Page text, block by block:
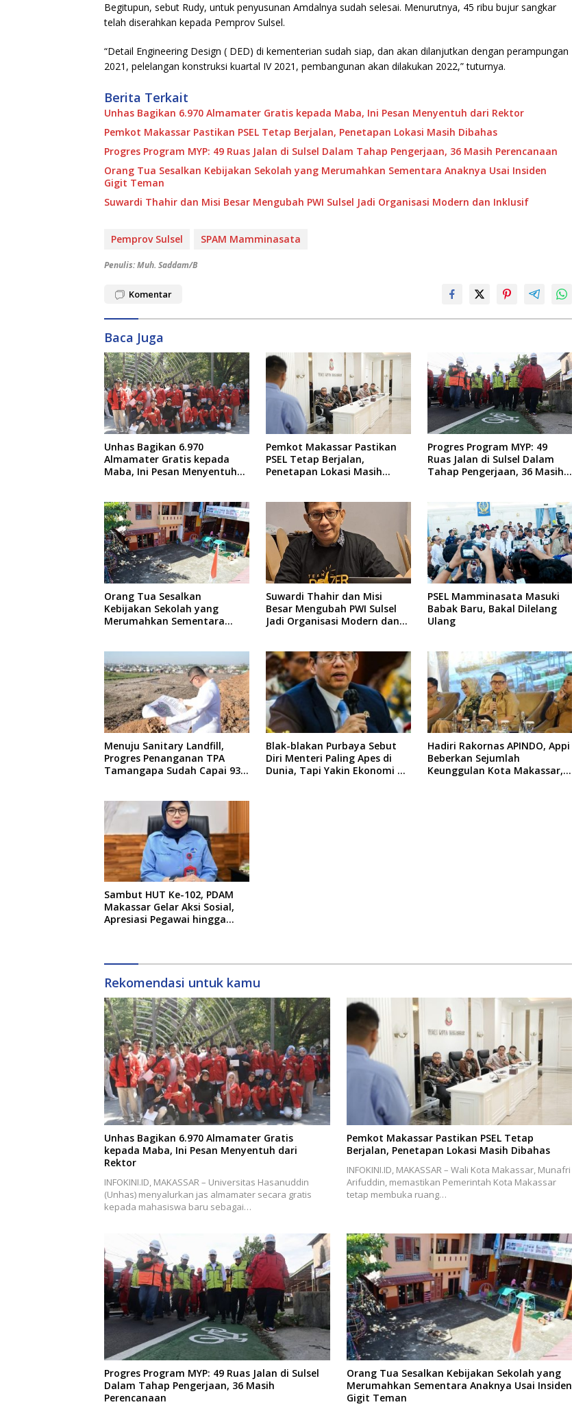
Begitupun, sebut Rudy, untuk penyusunan Amdalnya sudah selesai. Menurutnya, 45 ribu bujur sangkar
telah diserahkan kepada Pemprov Sulsel.
“Detail Engineering Design ( DED) di kementerian sudah siap, dan akan dilanjutkan dengan perampungan
2021, pelelangan konstruksi kuartal IV 2021, pembangunan akan dilakukan 2022,” tuturnya.
Berita Terkait
Unhas Bagikan 6.970 Almamater Gratis kepada Maba, Ini Pesan Menyentuh dari Rektor
Pemkot Makassar Pastikan PSEL Tetap Berjalan, Penetapan Lokasi Masih Dibahas
Progres Program MYP: 49 Ruas Jalan di Sulsel Dalam Tahap Pengerjaan, 36 Masih Perencanaan
Orang Tua Sesalkan Kebijakan Sekolah yang Merumahkan Sementara Anaknya Usai Insiden
Gigit Teman
Suwardi Thahir dan Misi Besar Mengubah PWI Sulsel Jadi Organisasi Modern dan Inklusif
Pemprov Sulsel SPAM Mamminasata
Penulis: Muh. Saddam/B
Komentar
Baca Juga
Unhas Bagikan 6.970
Almamater Gratis kepada
Maba, Ini Pesan Menyentuh
Pemkot Makassar Pastikan
PSEL Tetap Berjalan,
Penetapan Lokasi Masih
Progres Program MYP: 49
Ruas Jalan di Sulsel Dalam
Tahap Pengerjaan, 36 Masih
Orang Tua Sesalkan
Kebijakan Sekolah yang
Merumahkan Sementara
Suwardi Thahir dan Misi
Besar Mengubah PWI Sulsel
Jadi Organisasi Modern dan
PSEL Mamminasata Masuki
Babak Baru, Bakal Dilelang
Ulang
Menuju Sanitary Landfill,
Progres Penanganan TPA
Tamangapa Sudah Capai 93
Blak-blakan Purbaya Sebut
Diri Menteri Paling Apes di
Dunia, Tapi Yakin Ekonomi RI
Hadiri Rakornas APINDO, Appi
Beberkan Sejumlah
Keunggulan Kota Makassar,
Sambut HUT Ke-102, PDAM
Makassar Gelar Aksi Sosial,
Apresiasi Pegawai hingga
Rekomendasi untuk kamu
Unhas Bagikan 6.970 Almamater Gratis
kepada Maba, Ini Pesan Menyentuh dari
Rektor
INFOKINI.ID, MAKASSAR – Universitas Hasanuddin
(Unhas) menyalurkan jas almamater secara gratis
kepada mahasiswa baru sebagai…
Pemkot Makassar Pastikan PSEL Tetap
Berjalan, Penetapan Lokasi Masih Dibahas
INFOKINI.ID, MAKASSAR – Wali Kota Makassar, Munafri
Arifuddin, memastikan Pemerintah Kota Makassar
tetap membuka ruang…
Progres Program MYP: 49 Ruas Jalan di Sulsel
Dalam Tahap Pengerjaan, 36 Masih
Perencanaan
Orang Tua Sesalkan Kebijakan Sekolah yang
Merumahkan Sementara Anaknya Usai Insiden
Gigit Teman